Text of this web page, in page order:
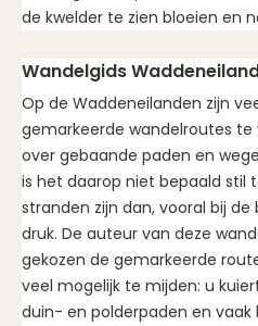
de kwelder te zien bloeien en
Wandelgids
Op de Waddeneilanden zijn
gemarkeerde wandelroutes te
over gebaande paden en
is het daarop niet bepaald stil
stranden zijn dan, vooral bij
druk. De auteur van deze
gekozen de gemarkeerde
veel mogelijk te mijden: u
duin- en polderpaden en